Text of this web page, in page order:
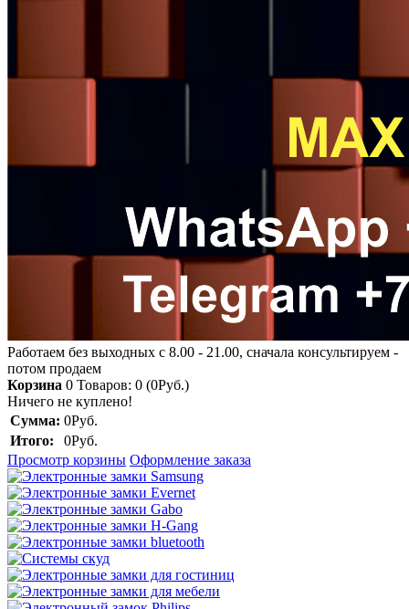
Работаем без выходных с 8.00 - 21.00, сначала консультируем -
потом продаем
Корзина 0 Товаров: 0 (0Руб.)
Ничего не куплено!
Сумма: 0Руб.
Итого:
0Руб.
Просмотр корзины Оформление заказа